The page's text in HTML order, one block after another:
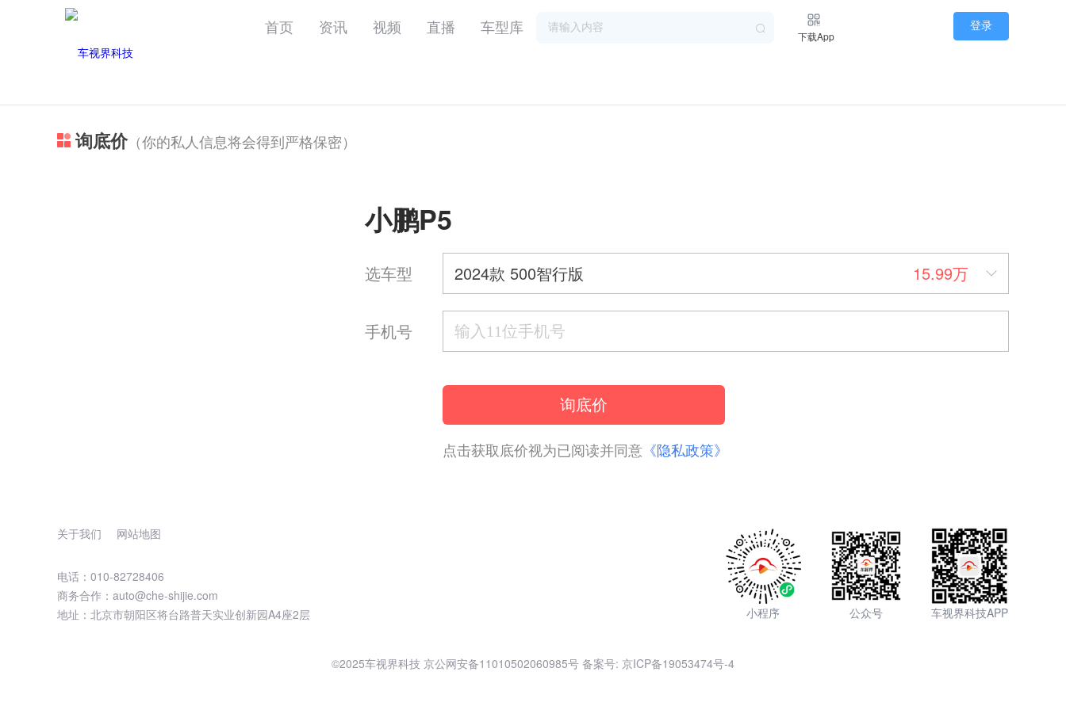
登录
首页 资讯 视频 直播 车型库 下载App
询底价（你的私人信息将会得到严格保密）
小鹏P5
选车型 2024款 500智行版 15.99万
手机号
询底价
点击获取底价视为已阅读并同意 《隐私政策》
关于我们 网站地图
小程序 公众号 车视界科技APP
电话：010-82728406
商务合作：auto@che-shijie.com
地址：北京市朝阳区将台路普天实业创新园A4座2层
©2025车视界科技 京公网安备11010502060985号 备案号: 京ICP备19053474号-4